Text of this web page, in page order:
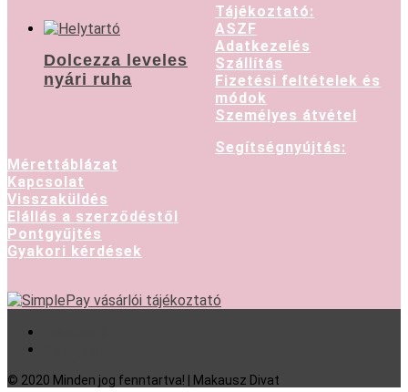
Dolcezza leveles
nyári ruha
Tájékoztató:
ASZF
Adatkezelés
Szállítás
Fizetési feltételek és
módok
Személyes átvétel
Segítségnyújtás:
Mérettáblázat
Kapcsolat
Visszaküldés
Elállás a szerződéstől
Pontgyűjtés
Gyakori kérdések
© 2020 Minden jog fenntartva! | Makausz Divat